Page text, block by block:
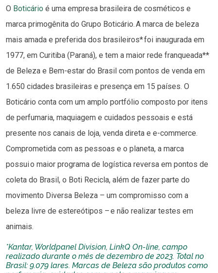
O Boticário é uma empresa brasileira de cosméticos e
marca primogênita do Grupo Boticário. A marca de beleza
mais amada e preferida dos brasileiros* foi inaugurada em
1977, em Curitiba (Paraná), e tem a maior rede franqueada**
de Beleza e Bem-estar do Brasil com pontos de venda em
1.650 cidades brasileiras e presença em 15 países. O
Boticário conta com um amplo portfólio composto por itens
de perfumaria, maquiagem e cuidados pessoais e está
presente nos canais de loja, venda direta e e-commerce.
Comprometida com as pessoas e o planeta, a marca
possui o maior programa de logística reversa em pontos de
coleta do Brasil, o Boti Recicla, além de fazer parte do
movimento Diversa Beleza – um compromisso com a
beleza livre de estereótipos – e não realizar testes em
animais.
*Kantar, Worldpanel Division, LinkQ On-line, campo
realizado durante o mês de dezembro de 2023. Total no
Brasil: 9.079 lares. Marcas de Beleza são produtos como